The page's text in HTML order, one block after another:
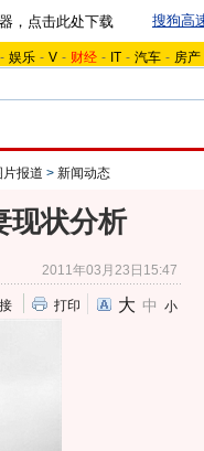
，点击此处下载 搜狗高
- 娱乐 - V - 财经 - IT - 汽车 - 房产
报道 > 新闻动态
现状分析
2011年03月23日15:47
打印 大 中 小